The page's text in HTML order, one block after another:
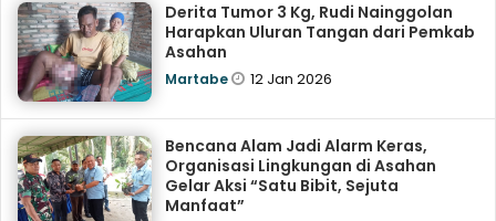
Derita Tumor 3 Kg, Rudi Nainggolan
Harapkan Uluran Tangan dari Pemkab
Asahan
Martabe 12 Jan 2026
Bencana Alam Jadi Alarm Keras,
Organisasi Lingkungan di Asahan
Gelar Aksi “Satu Bibit, Sejuta
Manfaat”